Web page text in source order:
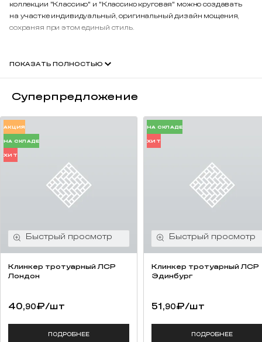
коллекции "Классико" и "Классико круговая" можно создавать
на участке индивидуальный, оригинальный дизайн мощения,
сохраняя при этом единый стиль.
ПОКАЗАТЬ ПОЛНОСТЬЮ
Суперпредложение
АКЦИЯ
НА СКЛАДЕ
ХИТ
Клинкер тротуарный ЛСР
Лондон
40,90₽/шт
ПОДРОБНЕЕ
НА СКЛАДЕ
ХИТ
Клинкер тротуарный ЛСР
Эдинбург
51,90₽/шт
ПОДРОБНЕЕ